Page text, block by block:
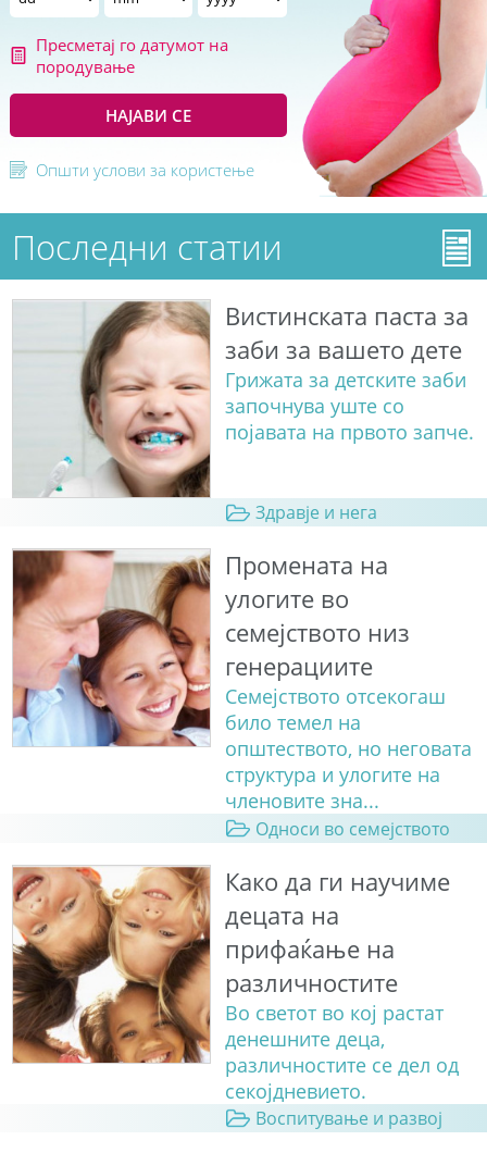
Пресметај го датумот на
породување
НАЈАВИ СЕ
Општи услови за користење
Последни статии
Вистинската паста за
заби за вашето дете
Грижата за детските заби
започнува уште со
појавата на првото запче.
Здравје и нега
Промената на
улогите во
семејството низ
генерациите
Семејството отсекогаш
било темел на
општеството, но неговата
структура и улогите на
членовите зна...
Односи во семејството
Како да ги научиме
децата на
прифаќање на
различностите
Во светот во кој растат
денешните деца,
различностите се дел од
секојдневието.
Воспитување и развој